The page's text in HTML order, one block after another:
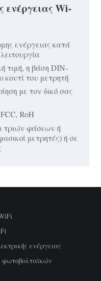
ενέργειας Wi-
ενέργειας κατά
τιμή, η βάση DIN-
κουτί του μετρητή
με τον δικό σας
RoH
τριών φάσεων ή
μετρητές) ή σε
ενέργειας